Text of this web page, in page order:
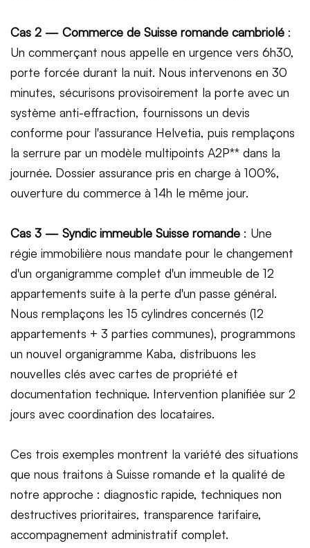
Cas 2 — Commerce de Suisse romande cambriolé :
Un commerçant nous appelle en urgence vers 6h30,
porte forcée durant la nuit. Nous intervenons en 30
minutes, sécurisons provisoirement la porte avec un
système anti-effraction, fournissons un devis
conforme pour l'assurance Helvetia, puis remplaçons
la serrure par un modèle multipoints A2P** dans la
journée. Dossier assurance pris en charge à 100%,
ouverture du commerce à 14h le même jour.
Cas 3 — Syndic immeuble Suisse romande : Une
régie immobilière nous mandate pour le changement
d'un organigramme complet d'un immeuble de 12
appartements suite à la perte d'un passe général.
Nous remplaçons les 15 cylindres concernés (12
appartements + 3 parties communes), programmons
un nouvel organigramme Kaba, distribuons les
nouvelles clés avec cartes de propriété et
documentation technique. Intervention planifiée sur 2
jours avec coordination des locataires.
Ces trois exemples montrent la variété des situations
que nous traitons à Suisse romande et la qualité de
notre approche : diagnostic rapide, techniques non
destructives prioritaires, transparence tarifaire,
accompagnement administratif complet.